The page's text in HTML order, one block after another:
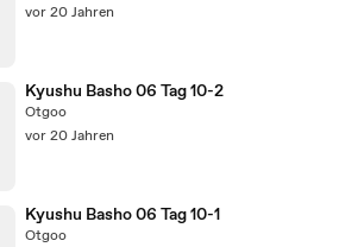
vor 20 Jahren
Kyushu Basho 06 Tag 10-2
Otgoo
vor 20 Jahren
Kyushu Basho 06 Tag 10-1
Otgoo